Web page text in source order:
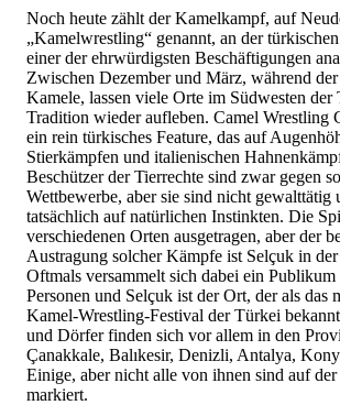
Noch heute zählt der Kamelkampf, auf
„Kamelwrestling“ genannt, an der
einer der ehrwürdigsten Beschäftigungen
Zwischen Dezember und März, während
Kamele, lassen viele Orte im Südwesten
Tradition wieder aufleben. Camel Wrestling
ein rein türkisches Feature, das auf
Stierkämpfen und italienischen
Beschützer der Tierrechte sind zwar gegen
Wettbewerbe, aber sie sind nicht gewalttätig
tatsächlich auf natürlichen Instinkten. Die
verschiedenen Orten ausgetragen, aber der
Austragung solcher Kämpfe ist Selçuk in
Oftmals versammelt sich dabei ein
Personen und Selçuk ist der Ort, der als das
Kamel-Wrestling-Festival der Türkei
und Dörfer finden sich vor allem in den
Çanakkale, Balıkesir, Denizli, Antalya,
Einige, aber nicht alle von ihnen sind auf
markiert.